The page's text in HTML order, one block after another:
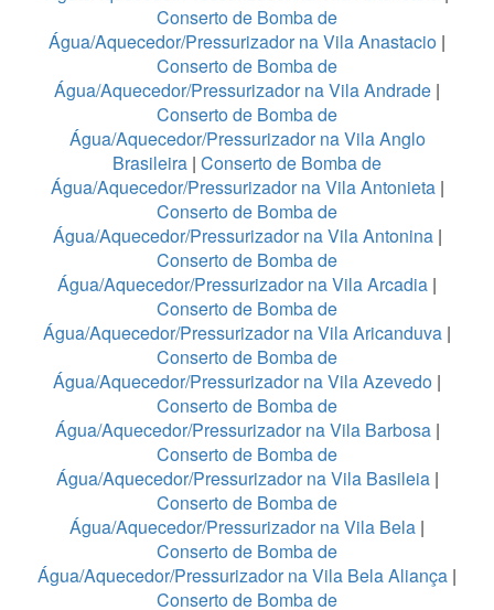
Conserto de Bomba de
Água/Aquecedor/Pressurizador na Vila Anastacio |
Conserto de Bomba de
Água/Aquecedor/Pressurizador na Vila Andrade |
Conserto de Bomba de
Água/Aquecedor/Pressurizador na Vila Anglo
Brasileira | Conserto de Bomba de
Água/Aquecedor/Pressurizador na Vila Antonieta|
Conserto de Bomba de
Água/Aquecedor/Pressurizador na Vila Antonina|
Conserto de Bomba de
Água/Aquecedor/Pressurizador na Vila Arcadia |
Conserto de Bomba de
Água/Aquecedor/Pressurizador na Vila Aricanduva |
Conserto de Bomba de
Água/Aquecedor/Pressurizador na Vila Azevedo |
Conserto de Bomba de
Água/Aquecedor/Pressurizador na Vila Barbosa|
Conserto de Bomba de
Água/Aquecedor/Pressurizador na Vila Basileia|
Conserto de Bomba de
Água/Aquecedor/Pressurizador na Vila Bela |
Conserto de Bomba de
Água/Aquecedor/Pressurizador na Vila Bela Aliança |
Conserto de Bomba de